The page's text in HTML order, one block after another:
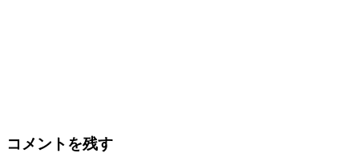
コメントを残す